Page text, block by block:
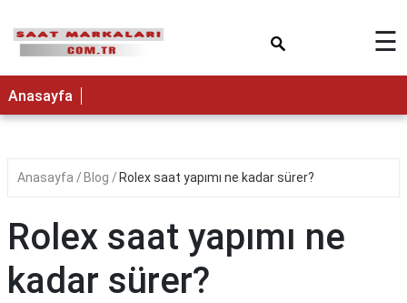
☰
Anasayfa
Anasayfa Blog Rolex saat yapımı ne kadar sürer?
Rolex saat yapımı ne
kadar sürer?